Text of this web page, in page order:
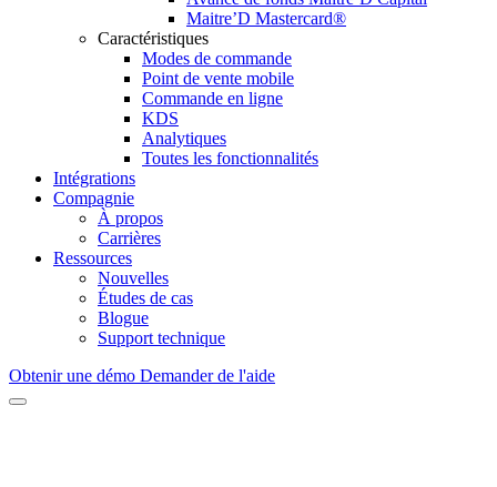
Maitre’D Mastercard®
Caractéristiques
Modes de commande
Point de vente mobile
Commande en ligne
KDS
Analytiques
Toutes les fonctionnalités
Intégrations
Compagnie
À propos
Carrières
Ressources
Nouvelles
Études de cas
Blogue
Support technique
Obtenir une démo Demander de l'aide